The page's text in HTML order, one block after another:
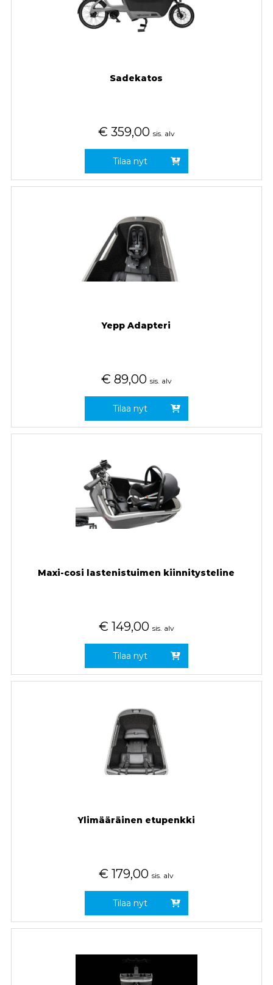
Sadekatos
€ 359,00 sis. alv
Tilaa nyt
Yepp Adapteri
€ 89,00 sis. alv
Tilaa nyt
Maxi-cosi lastenistuimen kiinnitysteline
€ 149,00 sis. alv
Tilaa nyt
Ylimääräinen etupenkki
€ 179,00 sis. alv
Tilaa nyt